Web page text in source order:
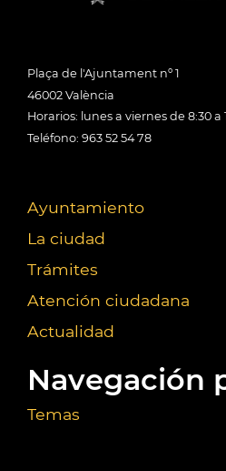
Plaça de l'Ajuntament nº 1
46002 València
Horarios: lunes a viernes de 8:30 a
Teléfono: 963 52 54 78
Ayuntamiento
La ciudad
Trámites
Atención ciudadana
Actualidad
Navegación
Temas